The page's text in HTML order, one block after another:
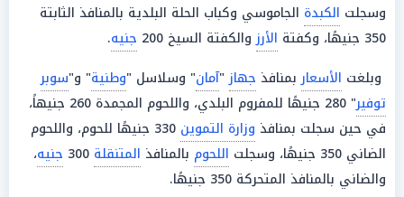
وسجلت الكبدة الجاموسي وكباب الحلة البلدية بالمنافذ الثابتة
350 جنيهًا، وكفتة
الأرزوالكفتة السيخ 200 جنيه.
وبلغت الأسعاربمنافذ جهاز"آمان" وسلاسل "وطنية" و"سوبر
توفير
" 280 جنيهًا للمفروم البلدي، واللحوم المجمدة 260 جنيهاً،
في حين سجلت بمنافذ وزارة التموين
330 جنيهًا للحوم، واللحوم
الضاني 350 جنيهًا، وسجلت
اللحوم بالمنافذ المتنقلة جنيه،
والضاني بالمنافذ المتحركة 350 جنيهًا.